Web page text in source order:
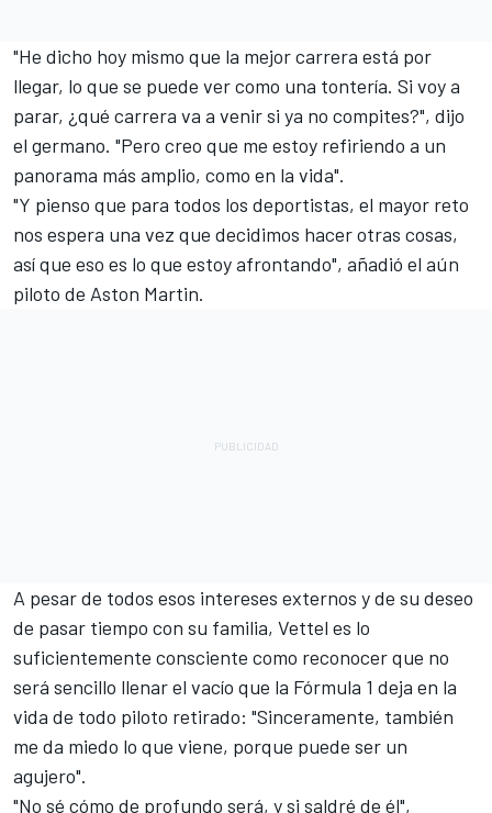
"He dicho hoy mismo que la mejor carrera está por
llegar, lo que se puede ver como una tontería. Si voy a
parar, ¿qué carrera va a venir si ya no compites?", dijo
el germano. "Pero creo que me estoy refiriendo a un
panorama más amplio, como en la vida".
"Y pienso que para todos los deportistas, el mayor reto
nos espera una vez que decidimos hacer otras cosas,
así que eso es lo que estoy afrontando", añadió el aún
piloto de Aston Martin.
A pesar de todos esos intereses externos y de su deseo
de pasar tiempo con su familia, Vettel es lo
suficientemente consciente como reconocer que no
será sencillo llenar el vacío que la Fórmula 1 deja en la
vida de todo piloto retirado: "Sinceramente, también
me da miedo lo que viene, porque puede ser un
agujero".
"No sé cómo de profundo será, y si saldré de él",